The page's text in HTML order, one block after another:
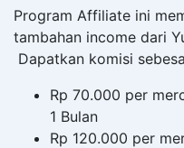
Program Affiliate ini
tambahan income dari
Dapatkan komisi
Rp 70.000 per
1 Bulan
Rp 120.000 per